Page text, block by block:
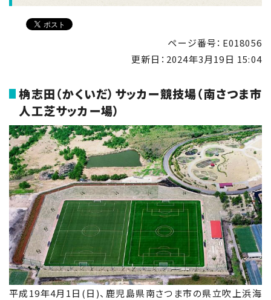
ページ番号：E018056
更新日： 2024年3月19日 15:04
桷志田（かくいだ）サッカー競技場（南さつま市
人工芝サッカー場）
平成19年4月1日(日)、鹿児島県南さつま市の県立吹上浜海